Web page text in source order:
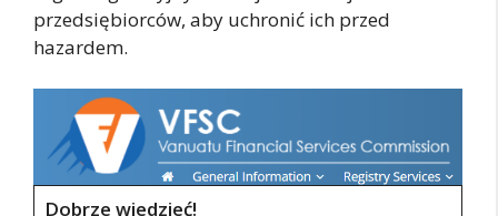
przedsiębiorców, aby uchronić ich przed
hazardem.
Dobrze wiedzieć!